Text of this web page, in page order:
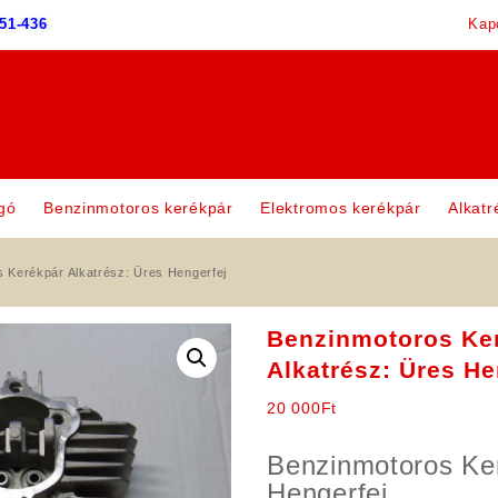
436
Benzinmotoros kerékpár Elektromos kerékpár
Kerékpár Alkatrész: Üres Hengerfej
Benzinmotoros
Alkatrész: Üres
20 000Ft
Benzinmotoros